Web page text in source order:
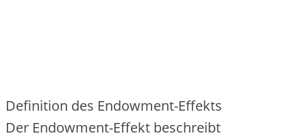
Definition d‬es Endowment-Effekts
D‬er Endowment-Effekt beschreibt